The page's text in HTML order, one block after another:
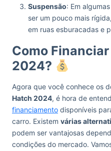
Suspensão: Em
ser um pouco mais
em ruas esburacadas e
Como
2024?
Agora que você conhece os
Hatch 2024, é hora de
financiamento disponíveis
carro. Existem várias
podem ser vantajosas
condições do mercado.